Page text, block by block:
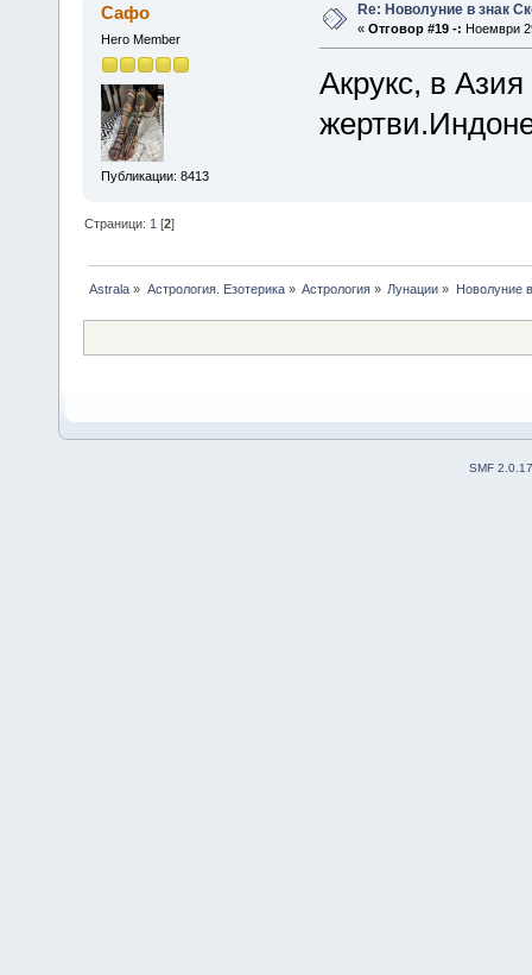
Сафо
Hero Member
Публикации: 8413
Re: Новолуние в знак
« Отговор #19 -: Ноември
Акрукс, в
Страници: 1 [2]
Astrala » Астрология. Езотерика» Астрология» Лунации » Новолуние
SMF 2.0.17